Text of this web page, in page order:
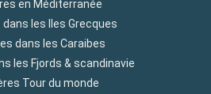
en Méditerranée
les Iles Grecques
dans les Caraibes
les Fjords & scandinavie
Tour du monde